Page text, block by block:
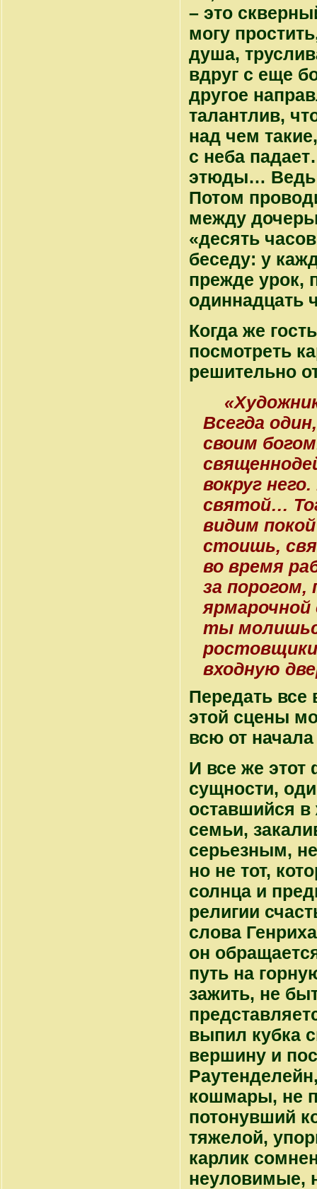
– это
могу
душа,
вдруг с еще
другое
талантлив,
над чем
с неба
этюды… Ведь
Потом
между
«десять
беседу: у
прежде урок,
одиннадцать
Когда же
посмотреть
решительно
Всегда
своим
вокруг
святой…
видим
стоишь,
во время
за
ярмарочной
ты
входную
Передать все
этой сцены
всю от
И все же этот
сущности,
оставшийся
семьи,
серьезным,
но не тот,
солнца и
религии
слова
он
путь на
зажить, не
выпил кубка
вершину и
кошмары, не
потонувший
тяжелой,
карлик
неуловимые,